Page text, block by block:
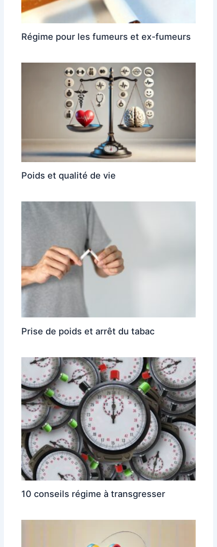
Régime pour les fumeurs et ex-fumeurs
Poids et qualité de vie
Prise de poids et arrêt du tabac
10 conseils régime à transgresser